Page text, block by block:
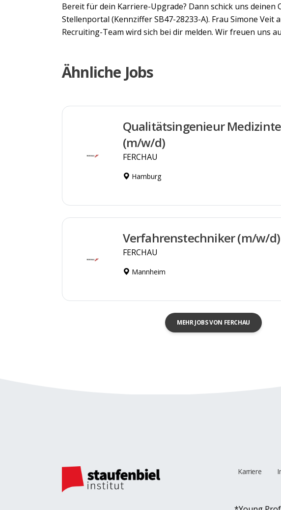
Bereit für dein Karriere-Upgrade? Dann schick uns deinen
Stellenportal (Kennziffer SB47-28233-A). Frau Simone Veit
Recruiting-Team wird sich bei dir melden. Wir freuen uns
Ähnliche Jobs
Qualitätsingenieur
(m/w/d)
FERCHAU
Hamburg
Verfahrenstechniker (m/w/
FERCHAU
Mannheim
MEHR JOBS VON FERCHAU
Karriere